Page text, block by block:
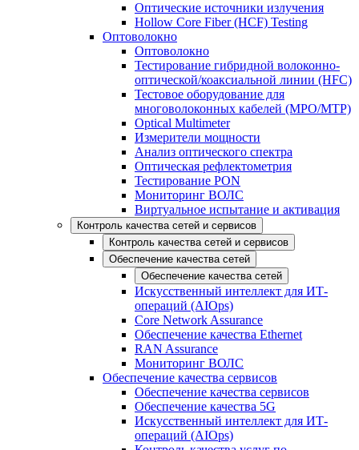
Оптические источники излучения
Hollow Core Fiber (HCF) Testing
Оптоволокно
Оптоволокно
Тестирование гибридной волоконно-
оптической/коаксиальной линии (HFC)
Тестовое оборудование для
многоволоконных кабелей (MPO/MTP)
Optical Multimeter
Измерители мощности
Анализ оптического спектра
Оптическая рефлектометрия
Тестирование PON
Мониторинг ВОЛС
Виртуальное испытание и активация
Контроль качества сетей и сервисов
Контроль качества сетей и сервисов
Обеспечение качества сетей
Обеспечение качества сетей
Искусственный интеллект для ИТ-
операций (AIOps)
Core Network Assurance
Обеспечение качества Ethernet
RAN Assurance
Мониторинг ВОЛС
Обеспечение качества сервисов
Обеспечение качества сервисов
Обеспечение качества 5G
Искусственный интеллект для ИТ-
операций (AIOps)